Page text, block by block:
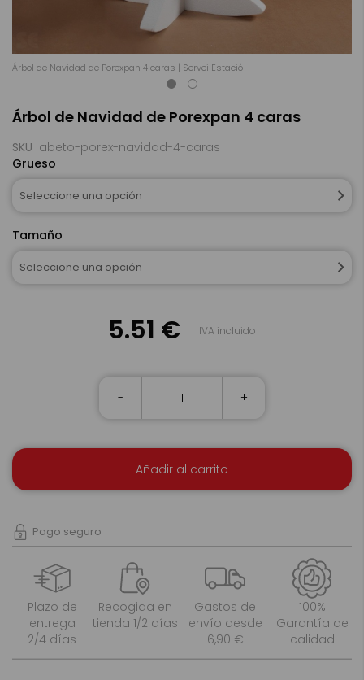
Árbol de Navidad de Porexpan 4 caras
SKU abeto-porex-navidad-4-caras
Grueso
Seleccione una opción
Tamaño
Seleccione una opción
5.51 € IVA incluido
- +
Añadir al carrito
Pago seguro
Plazo de
entrega
2/4 días
Recogida en
tienda 1/2 días
Gastos de
envío desde
6,90 €
100%
Garantía de
calidad
Árbol de Navidad de Porexpan 4 caras | Servei Estació
al
de
la
de